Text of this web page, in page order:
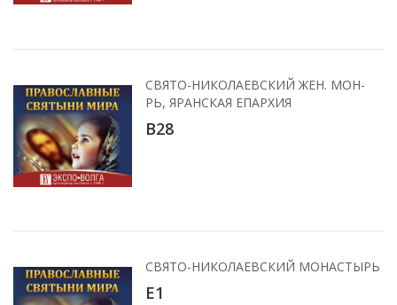
СВЯТО-НИКОЛАЕВСКИЙ ЖЕН. МОН-
РЬ, ЯРАНСКАЯ ЕПАРХИЯ
B28
СВЯТО-НИКОЛАЕВСКИЙ МОНАСТЫРЬ
Е1